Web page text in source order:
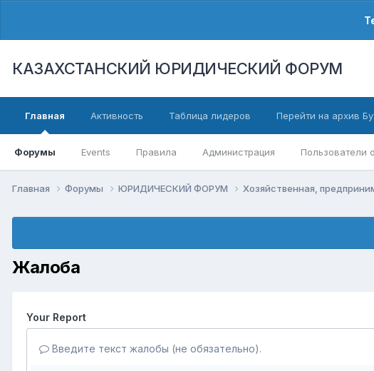
КАЗАХСТАНСКИЙ ЮРИДИЧЕСКИЙ ФОРУМ
Главная
Форумы Events Правила Администрация Пользователи
Активность Таблица лидеров Перейти на архив
Главная Форумы ЮРИДИЧЕСКИЙ ФОРУМ Хозяйственная,
Жалоба
Your Report
Введите текст жалобы (не обязательно).